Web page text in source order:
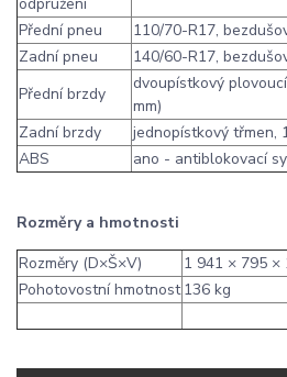
Přední pneu
110/70-R17,
Zadní pneu
140/60-R17,
Přední brzdy
dvoupístkový
mm)
Zadní brzdy
jednopístkový třmen,
ABS
ano - antiblokovací
Rozměry a hmotnosti
Rozměry (D×Š×V)
1 941 × 795 ×
Pohotovostní hmotnost 136 kg